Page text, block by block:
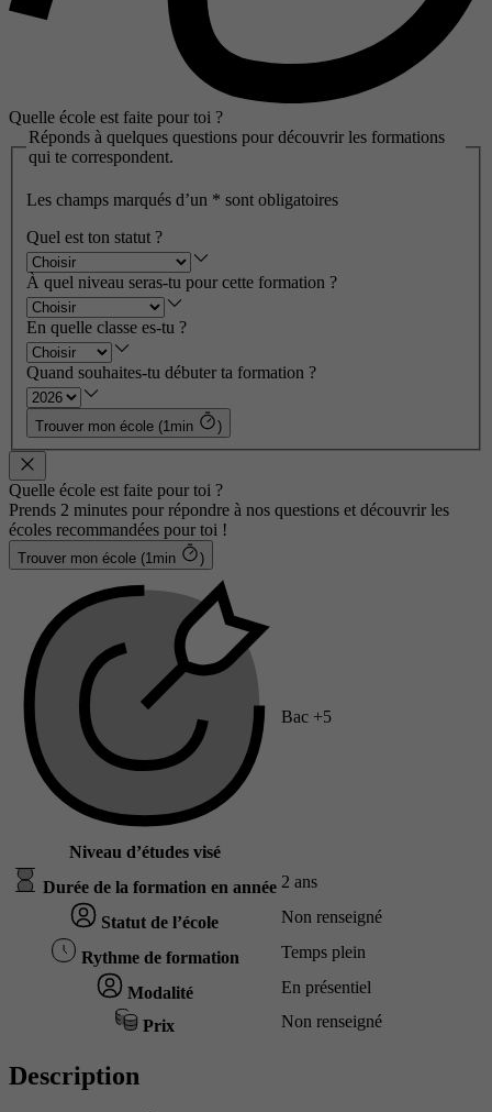
Quelle école est faite pour toi ?
Réponds à quelques questions pour découvrir les formations
qui te correspondent.
Les champs marqués d’un * sont obligatoires
Quel est ton statut ?
À quel niveau seras-tu pour cette formation ?
En quelle classe es-tu ?
Quand souhaites-tu débuter ta formation ?
Trouver mon école (1min )
Quelle école est faite pour toi ?
Prends 2 minutes pour répondre à nos questions et découvrir les
écoles recommandées pour toi !
Trouver mon école (1min )
Niveau d’études visé
Bac +5
Durée de la formation en année 2 ans
Statut de l’école Non renseigné
Rythme de formation Temps plein
Modalité En présentiel
Prix Non renseigné
Description